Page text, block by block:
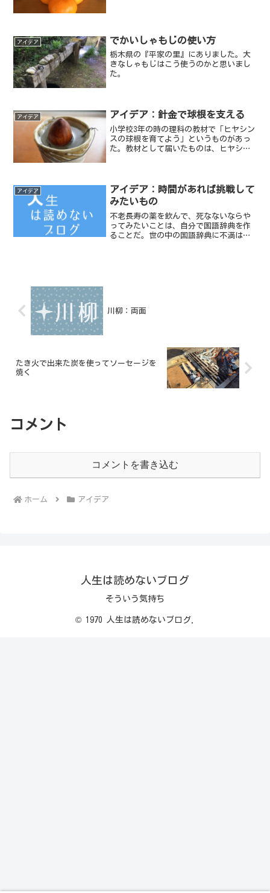
アイデア でかいしゃもじの使い方
栃木県の『平家の里』にありました。大
きなしゃもじはこう使うのかと思いまし
た。
アイデア アイデア：針金で球根を支える
小学校3年の時の理科の教材で「ヒヤシン
スの球根を育てよう」というものがあっ
た。教材として届いたものは、ヒヤシン
アイデア
アイデア：時間があれば挑戦して
みたいもの
不老長寿の薬を飲んで、死なないならや
ってみたいことは、自分で国語辞典を作
ることだ。世の中の国語辞典に不満はな
川柳：両面
たき火で出来た炭を使ってソーセージを
焼く
コメント
コメントを書き込む
ホーム アイデア
人生は読めないブログ
そういう気持ち
© 1970 人生は読めないブログ.